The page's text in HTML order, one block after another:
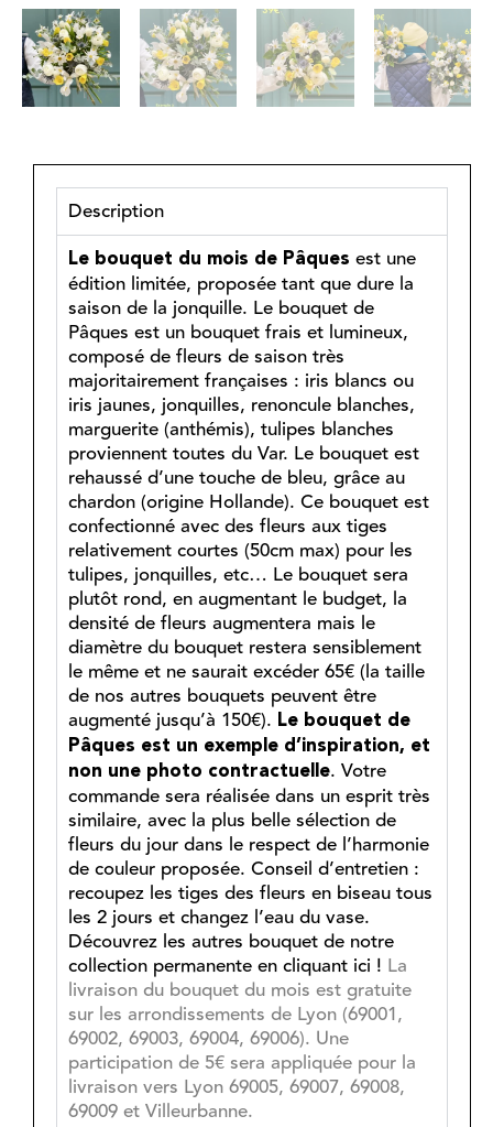
Description
Le bouquet du mois de Pâques est une
édition limitée, proposée tant que dure la
saison de la jonquille. Le bouquet de
Pâques est un bouquet frais et lumineux,
composé de fleurs de saison très
majoritairement françaises : iris blancs ou
iris jaunes, jonquilles, renoncule blanches,
marguerite (anthémis), tulipes blanches
proviennent toutes du Var. Le bouquet est
rehaussé d’une touche de bleu, grâce au
chardon (origine Hollande). Ce bouquet est
confectionné avec des fleurs aux tiges
relativement courtes (50cm max) pour les
tulipes, jonquilles, etc… Le bouquet sera
plutôt rond, en augmentant le budget, la
densité de fleurs augmentera mais le
diamètre du bouquet restera sensiblement
le même et ne saurait excéder 65€ (la taille
de nos autres bouquets peuvent être
augmenté jusqu’à 150€). Le bouquet de
Pâques est un exemple d’inspiration, et
non une photo contractuelle. Votre
commande sera réalisée dans un esprit très
similaire, avec la plus belle sélection de
fleurs du jour dans le respect de l’harmonie
de couleur proposée. Conseil d’entretien :
recoupez les tiges des fleurs en biseau tous
les 2 jours et changez l’eau du vase.
Découvrez les autres bouquet de notre
collection permanente en cliquant ici ! La
livraison du bouquet du mois est gratuite
sur les arrondissements de Lyon (69001,
69002, 69003, 69004, 69006). Une
participation de 5€ sera appliquée pour la
livraison vers Lyon 69005, 69007, 69008,
69009 et Villeurbanne.